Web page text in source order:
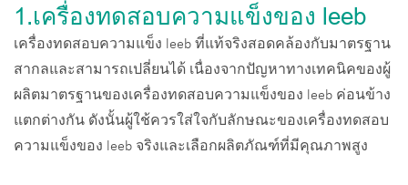
1.เครื่องทดสอบความแข็งของ leeb
เครื่องทดสอบความแข็ง leeb ที่แท้จริงสอดคล้องกับมาตรฐาน
สากลและสามารถเปลี่ยนได้ เนื่องจากปัญหาทางเทคนิคของผู้
ผลิตมาตรฐานของเครื่องทดสอบความแข็งของ leeb ค่อนข้าง
แตกต่างกัน ดังนั้นผู้ใช้ควรใส่ใจกับลักษณะของเครื่องทดสอบ
ความแข็งของ leeb จริงและเลือกผลิตภัณฑ์ที่มีคุณภาพสูง